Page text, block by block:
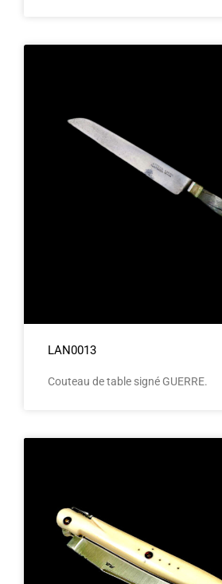
LAN0013
Couteau de table signé GUERRE.